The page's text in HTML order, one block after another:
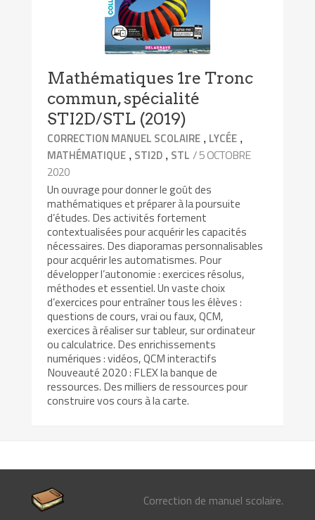
Mathématiques 1re Tronc
commun, spécialité
STI2D/STL (2019)
CORRECTION MANUEL SCOLAIRE , LYCÉE ,
MATHÉMATIQUE , STI2D , STL / 5 OCTOBRE
2020
Un ouvrage pour donner le goût des
mathématiques et préparer à la poursuite
d’études. Des activités fortement
contextualisées pour acquérir les capacités
nécessaires. Des diaporamas personnalisables
pour acquérir les automatismes. Pour
développer l’autonomie : exercices résolus,
méthodes et essentiel. Un vaste choix
d’exercices pour entraîner tous les élèves :
questions de cours, vrai ou faux, QCM,
exercices à réaliser sur tableur, sur ordinateur
ou calculatrice. Des enrichissements
numériques : vidéos, QCM interactifs
Nouveauté 2020 : FLEX la banque de
ressources. Des milliers de ressources pour
construire vos cours à la carte.
Correction de manuel scolaire.